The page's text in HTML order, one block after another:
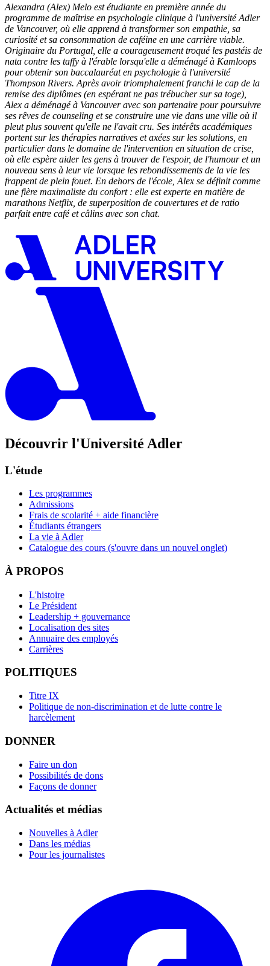
Alexandra (Alex) Melo est étudiante en première année du
programme de maîtrise en psychologie clinique à l'université Adler
de Vancouver, où elle apprend à transformer son empathie, sa
curiosité et sa consommation de caféine en une carrière viable.
Originaire du Portugal, elle a courageusement troqué les pastéis de
nata contre les taffy à l'érable lorsqu'elle a déménagé à Kamloops
pour obtenir son baccalauréat en psychologie à l'université
Thompson Rivers. Après avoir triomphalement franchi le cap de la
remise des diplômes (en espérant ne pas trébucher sur sa toge),
Alex a déménagé à Vancouver avec son partenaire pour poursuivre
ses rêves de counseling et se construire une vie dans une ville où il
pleut plus souvent qu'elle ne l'avait cru. Ses intérêts académiques
portent sur les thérapies narratives et axées sur les solutions, en
particulier dans le domaine de l'intervention en situation de crise,
où elle espère aider les gens à trouver de l'espoir, de l'humour et un
nouveau sens à leur vie lorsque les rebondissements de la vie les
frappent de plein fouet. En dehors de l'école, Alex se définit comme
une fière maximaliste du confort : elle est experte en matière de
marathons Netflix, de superposition de couvertures et de ratio
parfait entre café et câlins avec son chat.
Découvrir l'Université Adler
L'étude
Les programmes
Admissions
Frais de scolarité + aide financière
Étudiants étrangers
La vie à Adler
Catalogue des cours (s'ouvre dans un nouvel onglet)
À PROPOS
L'histoire
Le Président
Leadership + gouvernance
Localisation des sites
Annuaire des employés
Carrières
POLITIQUES
Titre IX
Politique de non-discrimination et de lutte contre le
harcèlement
DONNER
Faire un don
Possibilités de dons
Façons de donner
Actualités et médias
Nouvelles à Adler
Dans les médias
Pour les journalistes